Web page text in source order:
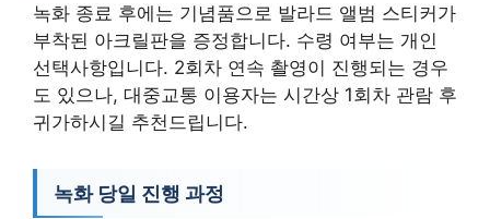
녹화 종료 후에는 기념품으로 발라드 앨범 스티커가
부착된 아크릴판을 증정합니다. 수령 여부는 개인
선택사항입니다. 2회차 연속 촬영이 진행되는 경우
도 있으나, 대중교통 이용자는 시간상 1회차 관람 후
귀가하시길 추천드립니다.
녹화 당일 진행 과정